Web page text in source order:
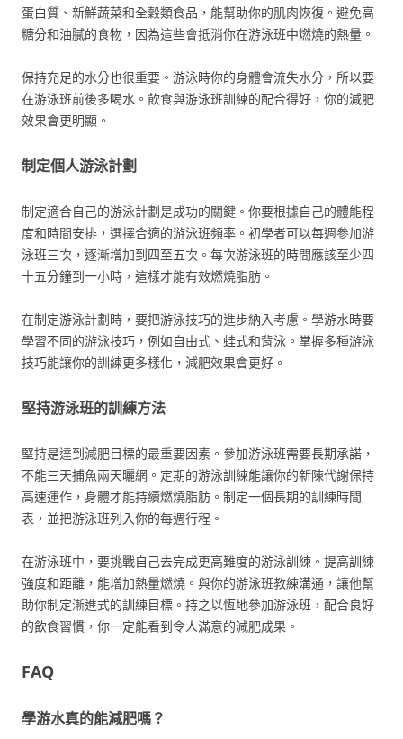
蛋白質、新鮮蔬菜和全穀類食品，能幫助你的肌肉恢復。避免高
糖分和油膩的食物，因為這些會抵消你在游泳班中燃燒的熱量。
保持充足的水分也很重要。游泳時你的身體會流失水分，所以要
在游泳班前後多喝水。飲食與游泳班訓練的配合得好，你的減肥
效果會更明顯。
制定個人游泳計劃
制定適合自己的游泳計劃是成功的關鍵。你要根據自己的體能程
度和時間安排，選擇合適的游泳班頻率。初學者可以每週參加游
泳班三次，逐漸增加到四至五次。每次游泳班的時間應該至少四
十五分鐘到一小時，這樣才能有效燃燒脂肪。
在制定游泳計劃時，要把游泳技巧的進步納入考慮。學游水時要
學習不同的游泳技巧，例如自由式、蛙式和背泳。掌握多種游泳
技巧能讓你的訓練更多樣化，減肥效果會更好。
堅持游泳班的訓練方法
堅持是達到減肥目標的最重要因素。參加游泳班需要長期承諾，
不能三天捕魚兩天曬網。定期的游泳訓練能讓你的新陳代謝保持
高速運作，身體才能持續燃燒脂肪。制定一個長期的訓練時間
表，並把游泳班列入你的每週行程。
在游泳班中，要挑戰自己去完成更高難度的游泳訓練。提高訓練
強度和距離，能增加熱量燃燒。與你的游泳班教練溝通，讓他幫
助你制定漸進式的訓練目標。持之以恆地參加游泳班，配合良好
的飲食習慣，你一定能看到令人滿意的減肥成果。
FAQ
學游水真的能減肥嗎？